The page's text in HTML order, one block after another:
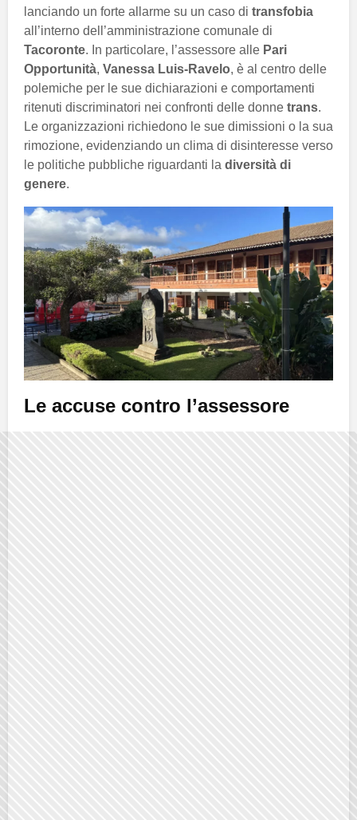
lanciando un forte allarme su un caso di transfobia
all’interno dell’amministrazione comunale di
Tacoronte. In particolare, l’assessore alle Pari
Opportunità, Vanessa Luis-Ravelo, è al centro delle
polemiche per le sue dichiarazioni e comportamenti
ritenuti discriminatori nei confronti delle donne trans.
Le organizzazioni richiedono le sue dimissioni o la sua
rimozione, evidenziando un clima di disinteresse verso
le politiche pubbliche riguardanti la diversità di
genere.
Le accuse contro l’assessore